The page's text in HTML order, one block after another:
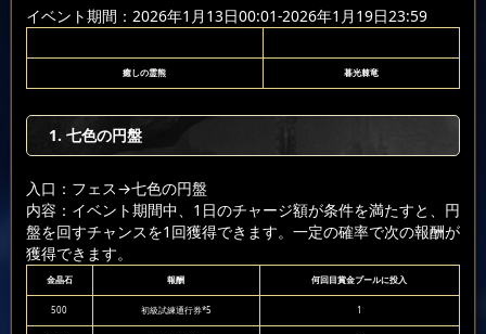
イベント期間：2026年1月13日00:01-2026年1月19日23:59
癒しの霊熊 暮光棘竜
1. 七色の円盤
入口：フェス→七色の円盤
内容：イベント期間中、1日のチャージ額が条件を満たすと、円
盤を回すチャンスを1回獲得できます。一定の確率で次の報酬が
獲得できます。
金晶石 報酬 何回目賞金プールに投入
500 初級試練通行券*5 1